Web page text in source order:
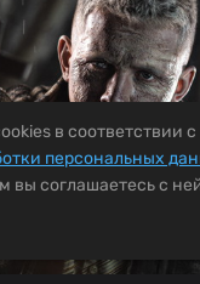
в соответствии с
персональных
вы соглашаетесь с